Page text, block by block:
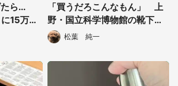
ら...
15万人
「買うだろこんなもん」 上
野・国立科学博物館の靴下が
ひれ伏したくなる可愛さ
松葉 純一